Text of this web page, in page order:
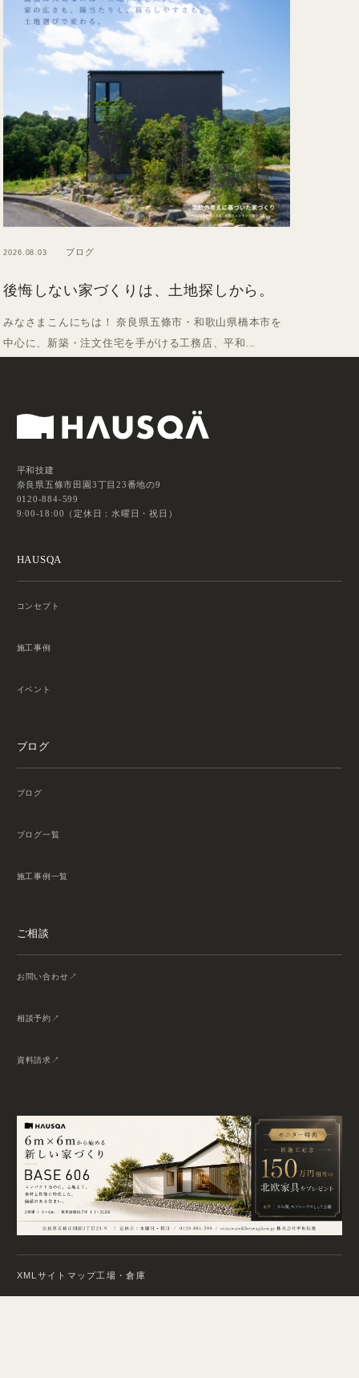
2026.08.03 ブログ
後悔しない家づくりは、土地探しから。
みなさまこんにちは！ 奈良県五條市・和歌山県橋本市を
中心に、新築・注文住宅を手がける工務店、平和...
平和技建
奈良県五條市田園3丁目23番地の9
0120-884-599
9:00-18:00（定休日：水曜日・祝日）
HAUSQA
コンセプト
施工事例
イベント
ブログ
ブログ
ブログ一覧
施工事例一覧
ご相談
お問い合わせ
相談予約
資料請求
XMLサイトマップ工場・倉庫